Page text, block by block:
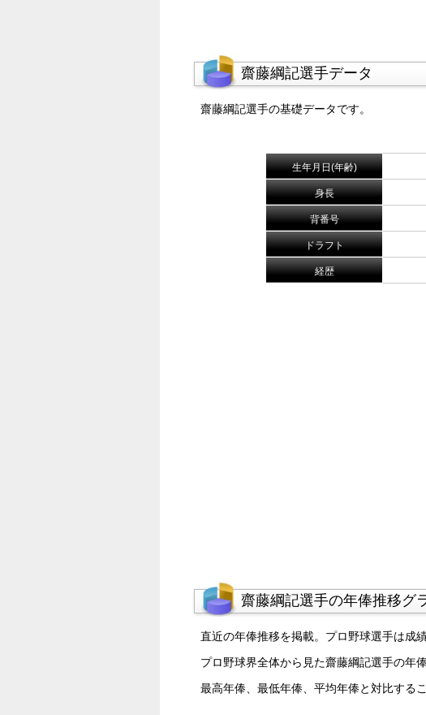
齋藤綱記選手データ
齋藤綱記選手の基礎データです。
生年月日(年齢)
身長
背番号
ドラフト
経歴
齋藤綱記選手の年俸推移グ
直近の年俸推移を掲載。プロ野球選手は成
プロ野球界全体から見た齋藤綱記選手の年
最高年俸、最低年俸、平均年俸と対比する